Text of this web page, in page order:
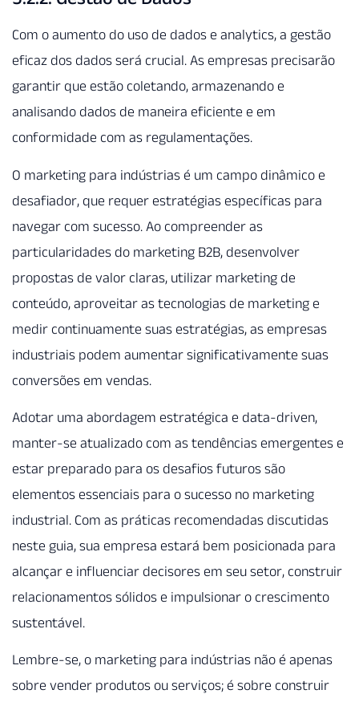
Com o aumento do uso de dados e analytics, a gestão
eficaz dos dados será crucial. As empresas precisarão
garantir que estão coletando, armazenando e
analisando dados de maneira eficiente e em
conformidade com as regulamentações.
O marketing para indústrias é um campo dinâmico e
desafiador, que requer estratégias específicas para
navegar com sucesso. Ao compreender as
particularidades do marketing B2B, desenvolver
propostas de valor claras, utilizar marketing de
conteúdo, aproveitar as tecnologias de marketing e
medir continuamente suas estratégias, as empresas
industriais podem aumentar significativamente suas
conversões em vendas.
Adotar uma abordagem estratégica e data-driven,
manter-se atualizado com as tendências emergentes e
estar preparado para os desafios futuros são
elementos essenciais para o sucesso no marketing
industrial. Com as práticas recomendadas discutidas
neste guia, sua empresa estará bem posicionada para
alcançar e influenciar decisores em seu setor, construir
relacionamentos sólidos e impulsionar o crescimento
sustentável.
Lembre-se, o marketing para indústrias não é apenas
sobre vender produtos ou serviços; é sobre construir